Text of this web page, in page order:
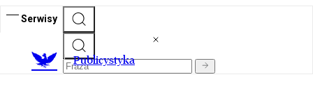
Serwisy
Publicystyka